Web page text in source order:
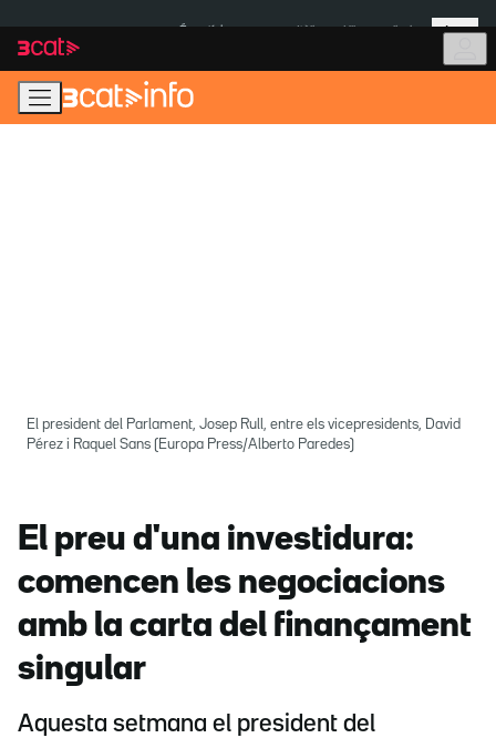
navegació
principal
contingut
Més
El president del Parlament, Josep Rull, entre els vicepresidents, David
Pérez i Raquel Sans (Europa Press/Alberto Paredes)
El preu d'una investidura:
comencen les negociacions
amb la carta del finançament
singular
Aquesta setmana el president del